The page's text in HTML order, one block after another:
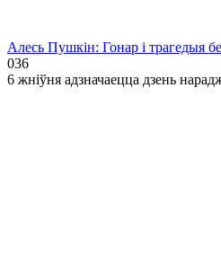
Алесь Пушкін: Гонар і трагедыя
036
6 жніўня адзначаецца дзень